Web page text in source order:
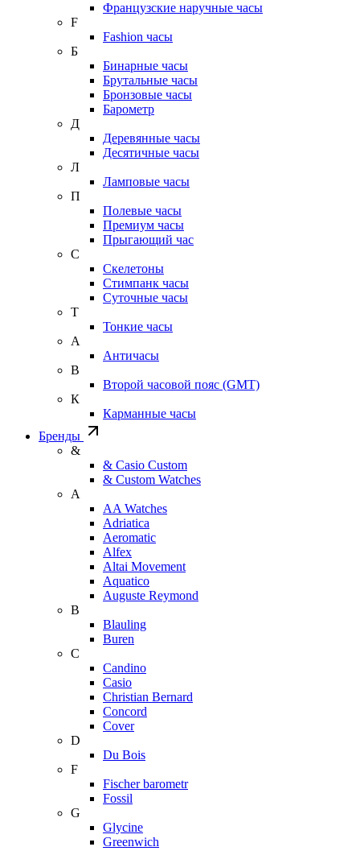
Французские наручные часы
F
Fashion часы
Б
Бинарные часы
Брутальные часы
Бронзовые часы
Барометр
Д
Деревянные часы
Десятичные часы
Л
Ламповые часы
П
Полевые часы
Премиум часы
Прыгающий час
С
Скелетоны
Стимпанк часы
Суточные часы
Т
Тонкие часы
А
Античасы
В
Второй часовой пояс (GMT)
К
Карманные часы
Бренды
&
& Casio Custom
& Custom Watches
A
AA Watches
Adriatica
Aeromatic
Alfex
Altai Movement
Aquatico
Auguste Reymond
B
Blauling
Buren
C
Candino
Casio
Christian Bernard
Concord
Cover
D
Du Bois
F
Fischer barometr
Fossil
G
Glycine
Greenwich